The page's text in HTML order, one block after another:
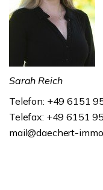
Sarah Reich
Telefon: +49 6151
Telefax: +49 6151
mail@daechert-